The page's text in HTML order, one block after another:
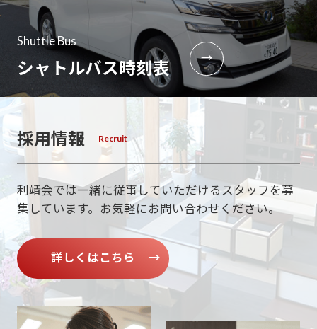
Shuttle Bus
シャトルバス時刻表 →
採用情報
利靖会では一緒に従事していただけるスタッフを募
集しています。
お気軽にお問い合わせください。
詳しくはこちら →